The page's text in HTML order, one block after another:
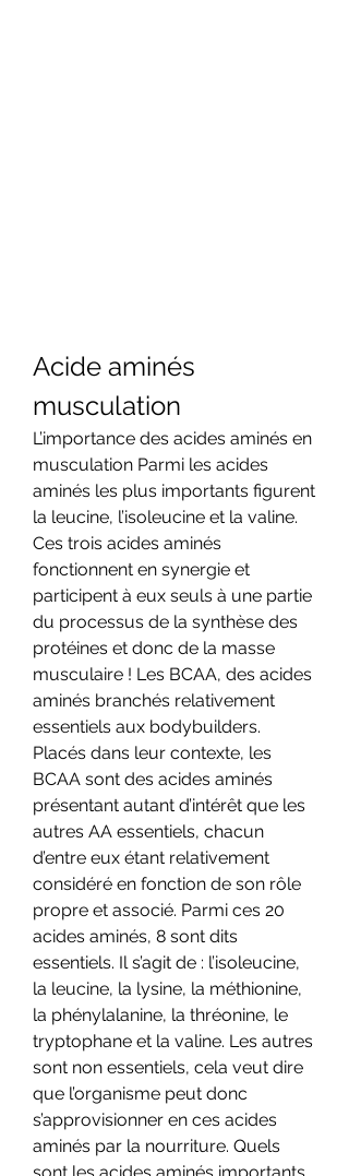
Acide aminés
musculation
L’importance des acides aminés en
musculation Parmi les acides
aminés les plus importants figurent
la leucine, l’isoleucine et la valine.
Ces trois acides aminés
fonctionnent en synergie et
participent à eux seuls à une partie
du processus de la synthèse des
protéines et donc de la masse
musculaire ! Les BCAA, des acides
aminés branchés relativement
essentiels aux bodybuilders.
Placés dans leur contexte, les
BCAA sont des acides aminés
présentant autant d’intérêt que les
autres AA essentiels, chacun
d’entre eux étant relativement
considéré en fonction de son rôle
propre et associé. Parmi ces 20
acides aminés, 8 sont dits
essentiels. Il s’agit de : l’isoleucine,
la leucine, la lysine, la méthionine,
la phénylalanine, la thréonine, le
tryptophane et la valine. Les autres
sont non essentiels, cela veut dire
que l’organisme peut donc
s’approvisionner en ces acides
aminés par la nourriture. Quels